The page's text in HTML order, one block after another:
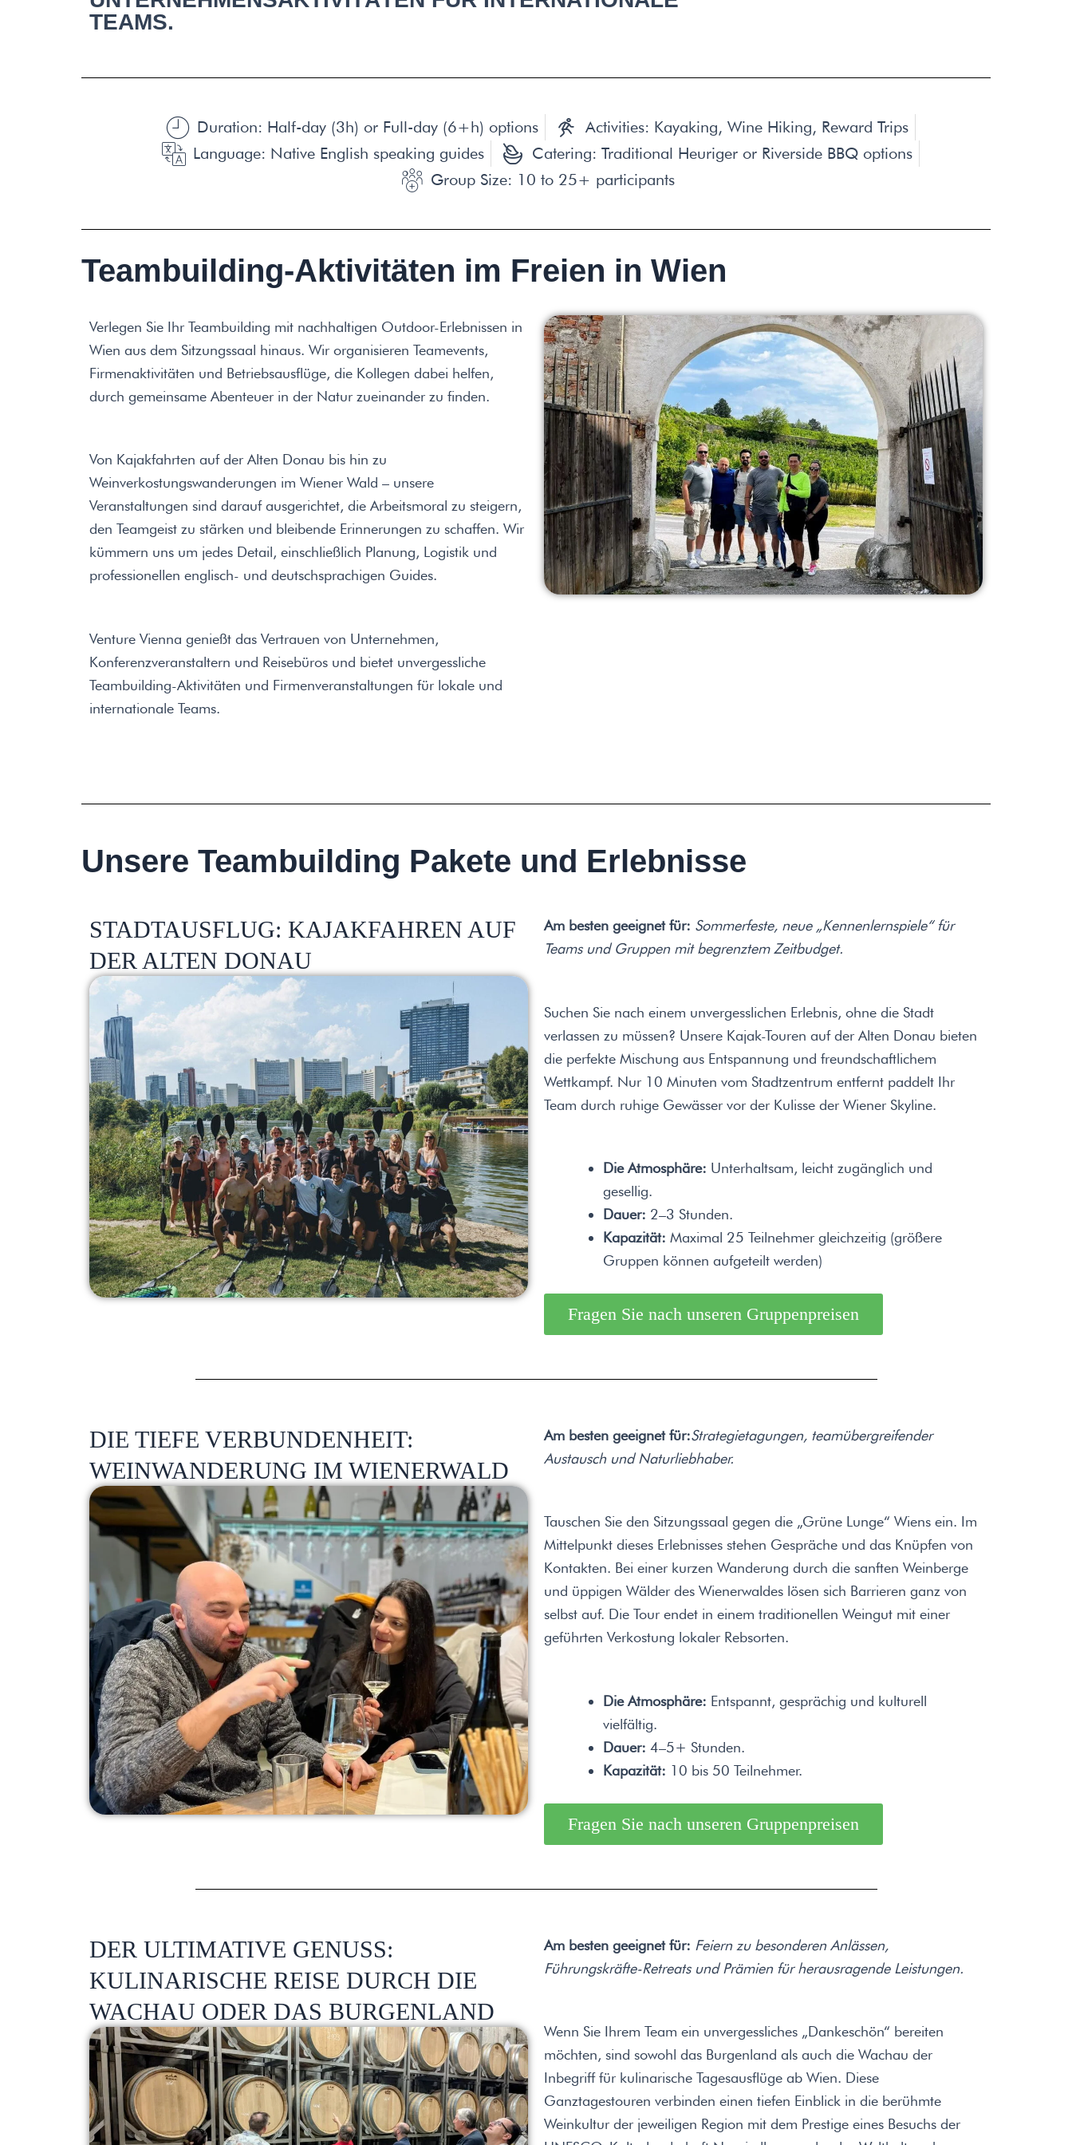
TEAMS.
Duration: Half-day (3h) or Full-day (6+h) options
Activities: Kayaking, Wine Hiking, Reward Trips
Language: Native English speaking guides
Catering: Traditional Heuriger or Riverside BBQ options
Group Size: 10 to 25+ participants
Teambuilding-Aktivitäten im Freien in Wien
Verlegen Sie Ihr Teambuilding mit nachhaltigen Outdoor-Erlebnissen in
Wien aus dem Sitzungssaal hinaus. Wir organisieren Teamevents,
Firmenaktivitäten und Betriebsausflüge, die Kollegen dabei helfen,
durch gemeinsame Abenteuer in der Natur zueinander zu finden.
Von Kajakfahrten auf der Alten Donau bis hin zu
Weinverkostungswanderungen im Wiener Wald – unsere
Veranstaltungen sind darauf ausgerichtet, die Arbeitsmoral zu steigern,
den Teamgeist zu stärken und bleibende Erinnerungen zu schaffen. Wir
kümmern uns um jedes Detail, einschließlich Planung, Logistik und
professionellen englisch- und deutschsprachigen Guides.
Venture Vienna genießt das Vertrauen von Unternehmen,
Konferenzveranstaltern und Reisebüros und bietet unvergessliche
Teambuilding-Aktivitäten und Firmenveranstaltungen für lokale und
internationale Teams.
Unsere Teambuilding Pakete und Erlebnisse
STADTAUSFLUG: KAJAKFAHREN AUF
DER ALTEN DONAU
Am besten geeignet für: Sommerfeste, neue „Kennenlernspiele“ für
Teams und Gruppen mit begrenztem Zeitbudget.
Suchen Sie nach einem unvergesslichen Erlebnis, ohne die Stadt
verlassen zu müssen? Unsere Kajak-Touren auf der Alten Donau bieten
die perfekte Mischung aus Entspannung und freundschaftlichem
Wettkampf. Nur 10 Minuten vom Stadtzentrum entfernt paddelt Ihr
Team durch ruhige Gewässer vor der Kulisse der Wiener Skyline.
Die Atmosphäre: Unterhaltsam, leicht zugänglich und
gesellig.
Dauer: 2–3 Stunden.
Kapazität: Maximal 25 Teilnehmer gleichzeitig (größere
Gruppen können aufgeteilt werden)
Fragen Sie nach unseren Gruppenpreisen
DIE TIEFE VERBUNDENHEIT:
WEINWANDERUNG IM WIENERWALD
Am besten geeignet für:Strategietagungen, teamübergreifender
Austausch und Naturliebhaber.
Tauschen Sie den Sitzungssaal gegen die „Grüne Lunge“ Wiens ein. Im
Mittelpunkt dieses Erlebnisses stehen Gespräche und das Knüpfen von
Kontakten. Bei einer kurzen Wanderung durch die sanften Weinberge
und üppigen Wälder des Wienerwaldes lösen sich Barrieren ganz von
selbst auf. Die Tour endet in einem traditionellen Weingut mit einer
geführten Verkostung lokaler Rebsorten.
Die Atmosphäre: Entspannt, gesprächig und kulturell
vielfältig.
Dauer: 4–5+ Stunden.
Kapazität: 10 bis 50 Teilnehmer.
Fragen Sie nach unseren Gruppenpreisen
DER ULTIMATIVE GENUSS:
KULINARISCHE REISE DURCH DIE
WACHAU ODER DAS BURGENLAND
Am besten geeignet für: Feiern zu besonderen Anlässen,
Führungskräfte-Retreats und Prämien für herausragende Leistungen.
Wenn Sie Ihrem Team ein unvergessliches „Dankeschön“ bereiten
möchten, sind sowohl das Burgenland als auch die Wachau der
Inbegriff für kulinarische Tagesausflüge ab Wien. Diese
Ganztagestouren verbinden einen tiefen Einblick in die berühmte
Weinkultur der jeweiligen Region mit dem Prestige eines Besuchs der